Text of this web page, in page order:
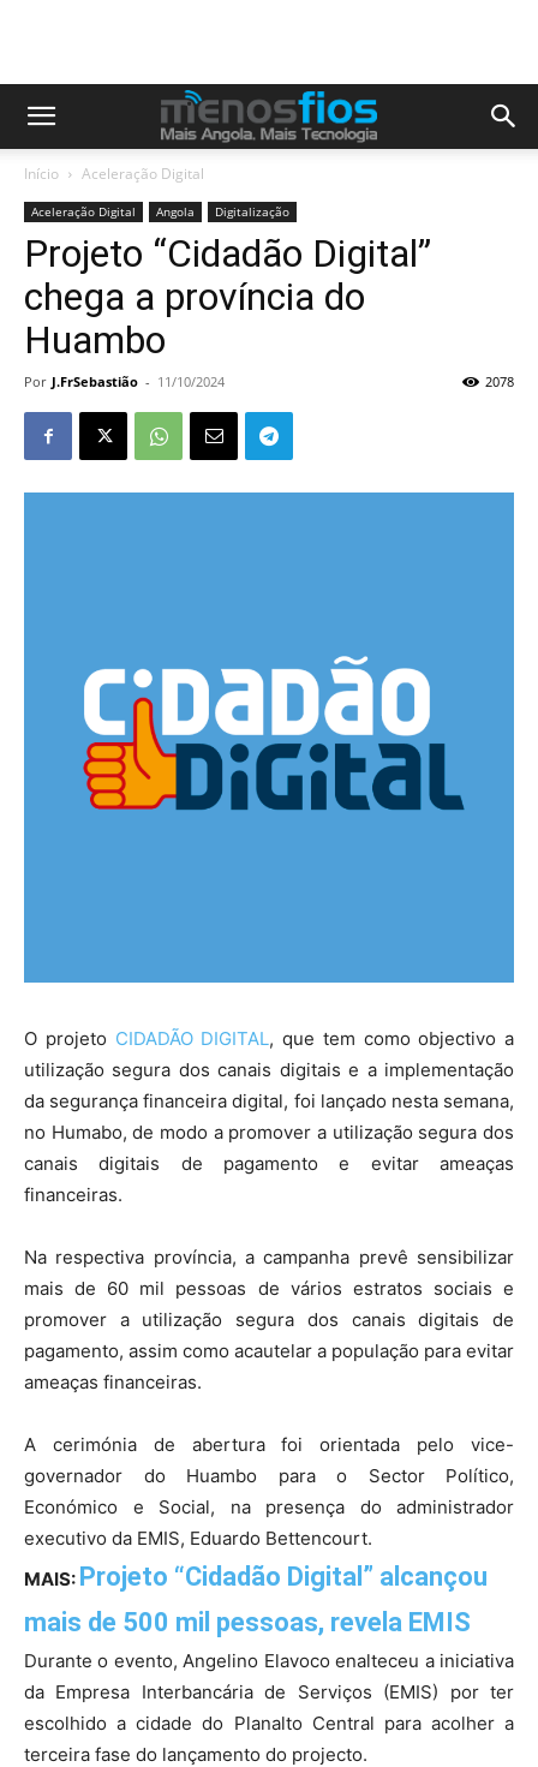
Início Aceleração Digital
Aceleração Digital Angola Digitalização
Projeto “Cidadão Digital”
chega a província do
Huambo
Por J.FrSebastião - 11/10/2024 2078
O projeto CIDADÃO DIGITAL, que tem como objectivo a
utilização segura dos canais digitais e a implementação
da segurança financeira digital, foi lançado nesta semana,
no Humabo, de modo a promover a utilização segura dos
canais digitais de pagamento e evitar ameaças
financeiras.
Na respectiva província, a campanha prevê sensibilizar
mais de 60 mil pessoas de vários estratos sociais e
promover a utilização segura dos canais digitais de
pagamento, assim como acautelar a população para evitar
ameaças financeiras.
A cerimónia de abertura foi orientada pelo vice-
governador do Huambo para o Sector Político,
Económico e Social, na presença do administrador
executivo da EMIS, Eduardo Bettencourt.
MAIS: Projeto “Cidadão Digital” alcançou
mais de 500 mil pessoas, revela EMIS
Durante o evento, Angelino Elavoco enalteceu a iniciativa
da Empresa Interbancária de Serviços (EMIS) por ter
escolhido a cidade do Planalto Central para acolher a
terceira fase do lançamento do projecto.